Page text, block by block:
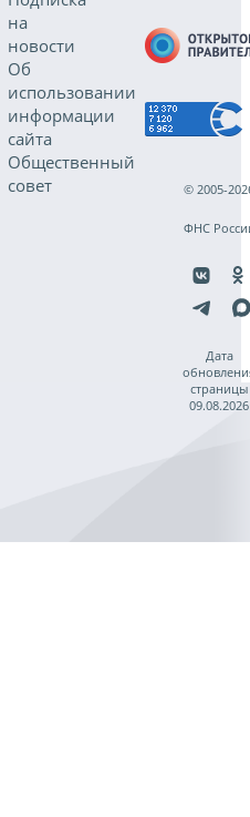
на
новости
Об
использовании
информации
сайта
Общественный
совет
© 2005-
ФНС
Дата
страницы
09.08.2026